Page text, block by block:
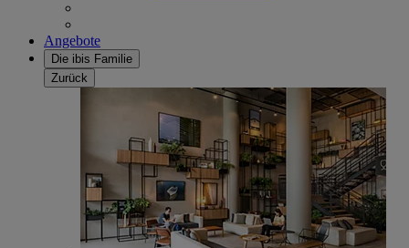
Angebote
Die ibis Familie
Zurück